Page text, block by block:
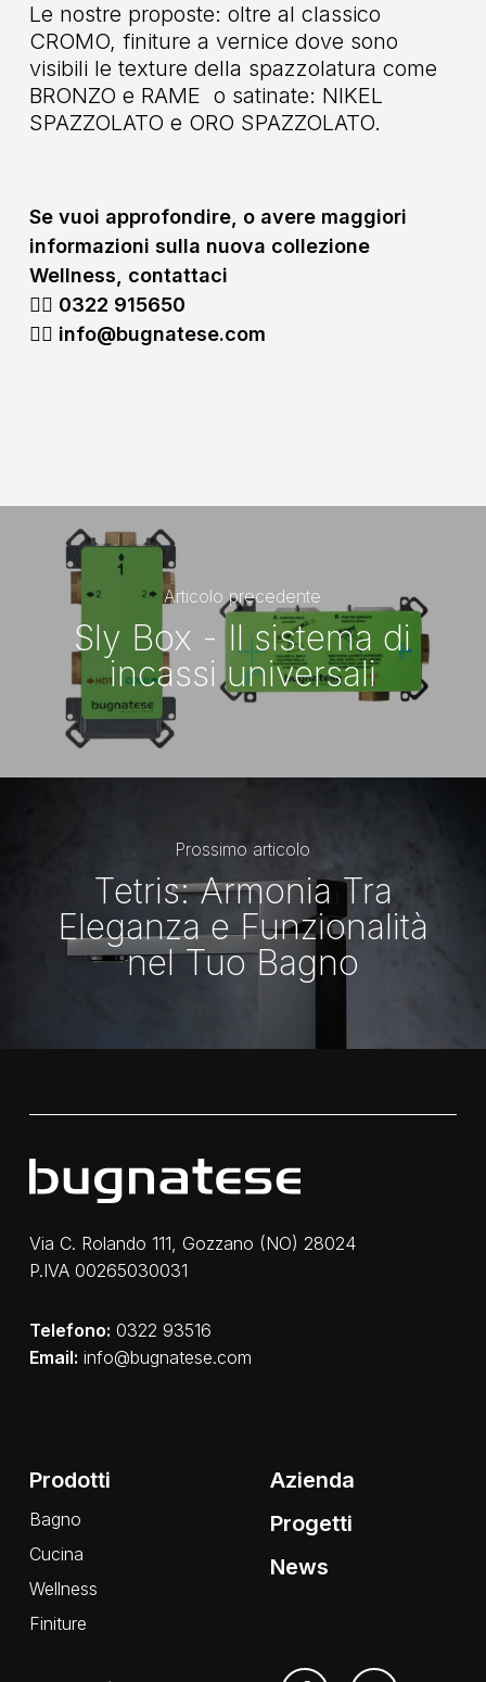
Le nostre proposte: oltre al classico
CROMO, finiture a vernice dove sono
visibili le texture della spazzolatura come
BRONZO e RAME o satinate: NIKEL
SPAZZOLATO e ORO SPAZZOLATO.
Se vuoi approfondire, o avere maggiori
informazioni sulla nuova collezione
Wellness, contattaci
👉🏻 0322 915650
👉🏻 info@bugnatese.com
Articolo precedente
Sly Box - Il sistema di
incassi universali
Prossimo articolo
Tetris: Armonia Tra
Eleganza e Funzionalità
nel Tuo Bagno
Via C. Rolando 111, Gozzano (NO) 28024
P.IVA 00265030031
Telefono: 0322 93516
Email: info@bugnatese.com
Prodotti
Bagno
Cucina
Wellness
Finiture
Azienda
Progetti
News